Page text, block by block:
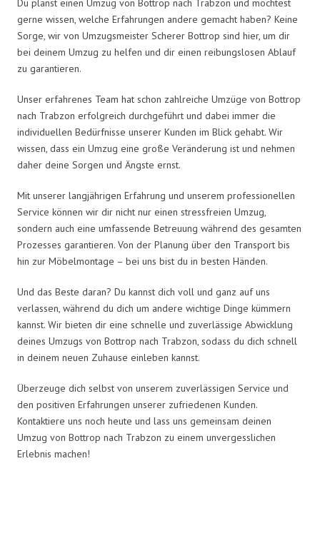
Du planst einen Umzug von Bottrop nach Trabzon und möchtest
gerne wissen, welche Erfahrungen andere gemacht haben? Keine
Sorge, wir von Umzugsmeister Scherer Bottrop sind hier, um dir
bei deinem Umzug zu helfen und dir einen reibungslosen Ablauf
zu garantieren.
Unser erfahrenes Team hat schon zahlreiche Umzüge von Bottrop
nach Trabzon erfolgreich durchgeführt und dabei immer die
individuellen Bedürfnisse unserer Kunden im Blick gehabt. Wir
wissen, dass ein Umzug eine große Veränderung ist und nehmen
daher deine Sorgen und Ängste ernst.
Mit unserer langjährigen Erfahrung und unserem professionellen
Service können wir dir nicht nur einen stressfreien Umzug,
sondern auch eine umfassende Betreuung während des gesamten
Prozesses garantieren. Von der Planung über den Transport bis
hin zur Möbelmontage – bei uns bist du in besten Händen.
Und das Beste daran? Du kannst dich voll und ganz auf uns
verlassen, während du dich um andere wichtige Dinge kümmern
kannst. Wir bieten dir eine schnelle und zuverlässige Abwicklung
deines Umzugs von Bottrop nach Trabzon, sodass du dich schnell
in deinem neuen Zuhause einleben kannst.
Überzeuge dich selbst von unserem zuverlässigen Service und
den positiven Erfahrungen unserer zufriedenen Kunden.
Kontaktiere uns noch heute und lass uns gemeinsam deinen
Umzug von Bottrop nach Trabzon zu einem unvergesslichen
Erlebnis machen!